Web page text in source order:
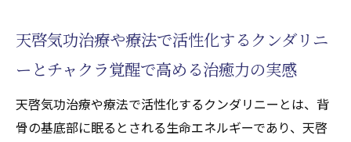
例
天啓気功治療や療法で活性化するクンダリ
ニーやチャクラが影響する適応ポイント
標準治療との違いと理由を専門的に解説
天啓気功治療や療法で活性化するクンダリニ
ーとチャクラ覚醒で高める治癒力の実感
天啓気功治療や療法で活性化するクンダリニーとは、背
骨の基底部に眠るとされる生命エネルギーであり、天啓